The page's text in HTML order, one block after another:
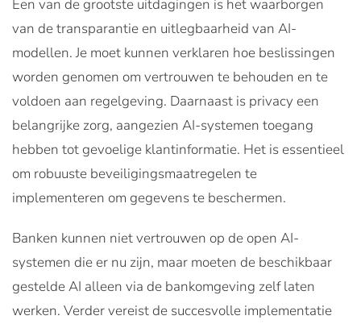
Een van de grootste uitdagingen is het waarborgen
van de transparantie en uitlegbaarheid van AI-
modellen. Je moet kunnen verklaren hoe beslissingen
worden genomen om vertrouwen te behouden en te
voldoen aan regelgeving. Daarnaast is privacy een
belangrijke zorg, aangezien AI-systemen toegang
hebben tot gevoelige klantinformatie. Het is essentieel
om robuuste beveiligingsmaatregelen te
implementeren om gegevens te beschermen.
Banken kunnen niet vertrouwen op de open AI-
systemen die er nu zijn, maar moeten de beschikbaar
gestelde AI alleen via de bankomgeving zelf laten
werken. Verder vereist de succesvolle implementatie